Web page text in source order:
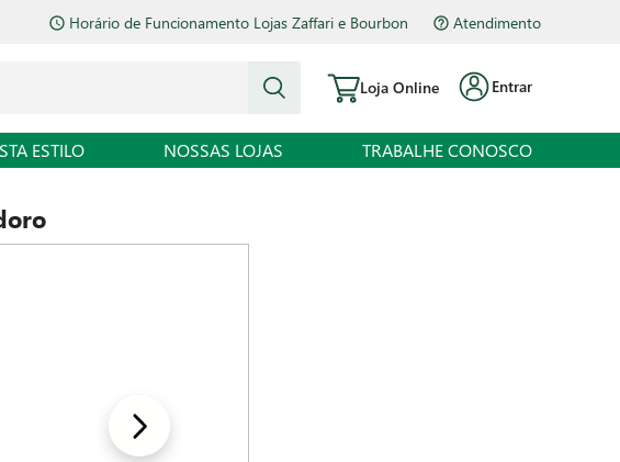
Horário de Funcionamento Lojas Zaffari e Bourbon Atendimento
Loja Online Entrar
ESTILO NOSSAS LOJAS TRABALHE CONOSCO